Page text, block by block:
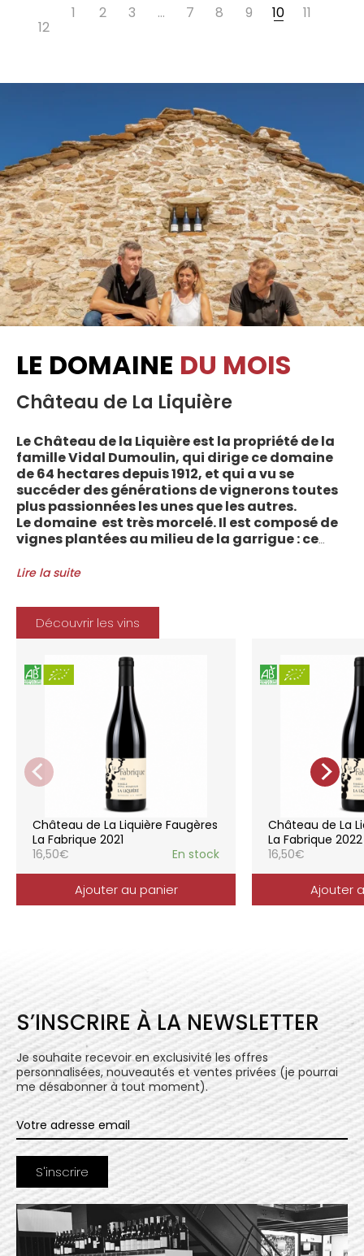
1 2 3 … 7 8 9 10 11
12
LE DOMAINE DU MOIS
Château de La Liquière
Le Château de la Liquière est la propriété de la
famille Vidal Dumoulin, qui dirige ce domaine
de 64 hectares depuis 1912, et qui a vu se
succéder des générations de vignerons toutes
plus passionnées les unes que les autres.
Le domaine est très morcelé. Il est composé de
vignes plantées au milieu de la garrigue : ce
entre les villages d’Autignac, Caussiniojouls,
l’Appellation. La grande majorité des parcelles,
sur sols de schistes, font face au sud, à la
Méditerranée.
Le vignoble du Château de la Liquière est
agriculture biologique depuis 2008 et 2012
marque le premier millésime certifié du
domaine. Les soins apportés y sont conformes :
pratiques respectueuses de l’environnement et
de la vigne, vendanges manuelles, vinifications
soignées et strictement suivies.
La gamme des vins du Château de la
Liquière est adaptée à chaque style de
consommation, à chaque moment de la vie,
elle reflète parfaitement la pureté de
l’expression du terroir.
Lire la suite
Découvrir les vins
Château de La Liquière Faugères
La Fabrique 2021
16,50€ En stock
Ajouter au panier
Château de La
La Fabrique 2022
16,50€
Ajouter
S’INSCRIRE À LA NEWSLETTER
Je souhaite recevoir en exclusivité les offres
personnalisées, nouveautés et ventes privées (je pourrai
me désabonner à tout moment).